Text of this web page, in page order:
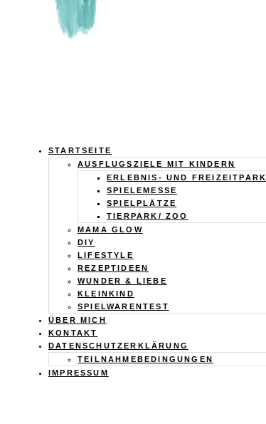
Calistas
Traum
STARTSEITE
AUSFLUGSZIELE MIT KINDERN
ERLEBNIS- UND FREIZEITPARK
SPIELEMESSE
SPIELPLÄTZE
TIERPARK/ ZOO
MAMA GLOW
DIY
LIFESTYLE
REZEPTIDEEN
WUNDER & LIEBE
KLEINKIND
SPIELWARENTEST
ÜBER MICH
KONTAKT
DATENSCHUTZERKLÄRUNG
TEILNAHMEBEDINGUNGEN
IMPRESSUM